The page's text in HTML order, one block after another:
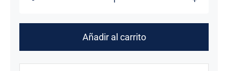
COHETE
Y
Añadir al carrito